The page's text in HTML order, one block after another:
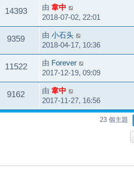
14393 由 韋中
2018-07-02, 22:01
9359 由 小石头
2018-04-17, 10:36
11522 由 Forever
2017-12-19, 09:09
9162 由 韋中
2017-11-27, 16:56
23 個主題